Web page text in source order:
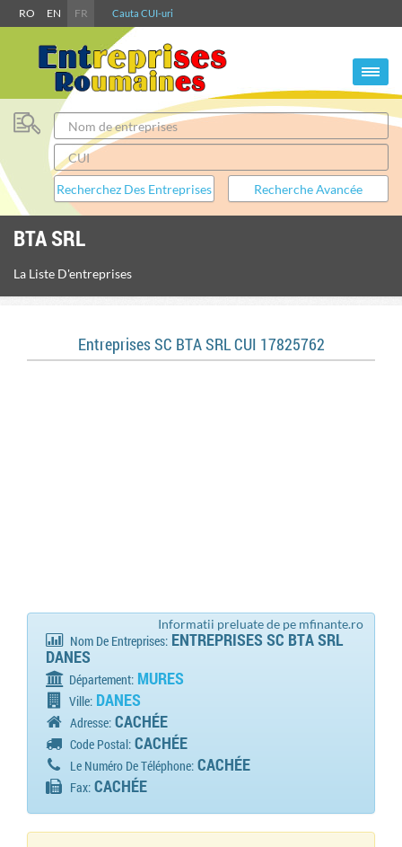
RO EN FR Cauta CUI-uri
BTA SRL
La Liste D'entreprises
Entreprises SC BTA SRL CUI 17825762
Informatii preluate de pe mfinante.ro
Nom De Entreprises: ENTREPRISES SC BTA SRL
DANES
Département: MURES
Ville: DANES
Adresse: CACHÉE
Code Postal: CACHÉE
Le Numéro De Téléphone: CACHÉE
Fax: CACHÉE